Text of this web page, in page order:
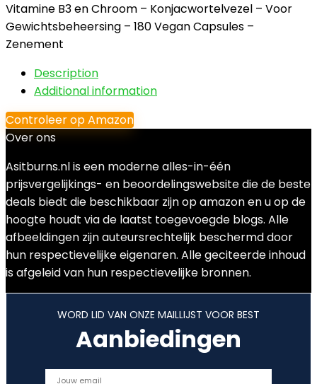
Vitamine B3 en Chroom – Konjacwortelvezel – Voor
Gewichtsbeheersing – 180 Vegan Capsules –
Zenement
Description
Additional information
Controleer op Amazon
Over ons
Asitburns.nl is een moderne alles-in-één
prijsvergelijkings- en beoordelingswebsite die de beste
deals biedt die beschikbaar zijn op amazon en u op de
hoogte houdt via de laatst toegevoegde blogs. Alle
afbeeldingen zijn auteursrechtelijk beschermd door
hun respectievelijke eigenaren. Alle geciteerde inhoud
is afgeleid van hun respectievelijke bronnen.
WORD LID VAN ONZE MAILLIJST VOOR BEST
Aanbiedingen